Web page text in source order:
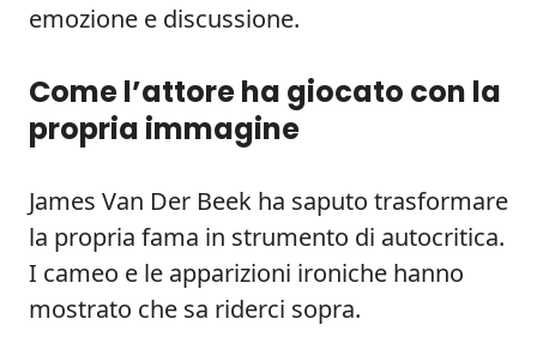
emozione e discussione.
Come l’attore ha giocato con la
propria immagine
James Van Der Beek ha saputo trasformare
la propria fama in strumento di autocritica.
I cameo e le apparizioni ironiche hanno
mostrato che sa riderci sopra.